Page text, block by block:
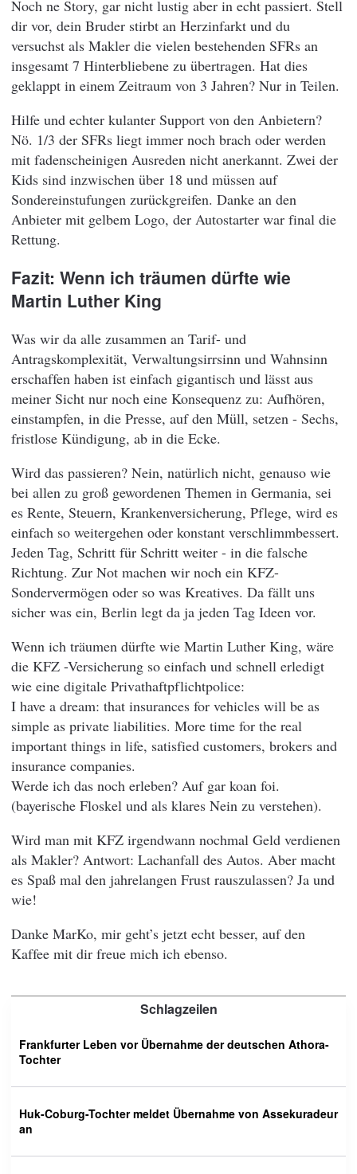
Noch ne Story, gar nicht lustig aber in echt passiert. Stell
dir vor, dein Bruder stirbt an Herzinfarkt und du
versuchst als Makler die vielen bestehenden SFRs an
insgesamt 7 Hinterbliebene zu übertragen. Hat dies
geklappt in einem Zeitraum von 3 Jahren? Nur in Teilen.
Hilfe und echter kulanter Support von den Anbietern?
Nö. 1/3 der SFRs liegt immer noch brach oder werden
mit fadenscheinigen Ausreden nicht anerkannt. Zwei der
Kids sind inzwischen über 18 und müssen auf
Sondereinstufungen zurückgreifen. Danke an den
Anbieter mit gelbem Logo, der Autostarter war final die
Rettung.
Fazit: Wenn ich träumen dürfte wie
Martin Luther King
Was wir da alle zusammen an Tarif- und
Antragskomplexität, Verwaltungsirrsinn und Wahnsinn
erschaffen haben ist einfach gigantisch und lässt aus
meiner Sicht nur noch eine Konsequenz zu: Aufhören,
einstampfen, in die Presse, auf den Müll, setzen - Sechs,
fristlose Kündigung, ab in die Ecke.
Wird das passieren? Nein, natürlich nicht, genauso wie
bei allen zu groß gewordenen Themen in Germania, sei
es Rente, Steuern, Krankenversicherung, Pflege, wird es
einfach so weitergehen oder konstant verschlimmbessert.
Jeden Tag, Schritt für Schritt weiter - in die falsche
Richtung. Zur Not machen wir noch ein KFZ-
Sondervermögen oder so was Kreatives. Da fällt uns
sicher was ein, Berlin legt da ja jeden Tag Ideen vor.
Wenn ich träumen dürfte wie Martin Luther King, wäre
die KFZ -Versicherung so einfach und schnell erledigt
wie eine digitale Privathaftpflichtpolice:
I have a dream: that insurances for vehicles will be as
simple as private liabilities. More time for the real
important things in life, satisfied customers, brokers and
insurance companies.
Werde ich das noch erleben? Auf gar koan foi.
(bayerische Floskel und als klares Nein zu verstehen).
Wird man mit KFZ irgendwann nochmal Geld verdienen
als Makler? Antwort: Lachanfall des Autos. Aber macht
es Spaß mal den jahrelangen Frust rauszulassen? Ja und
wie!
Danke MarKo, mir geht’s jetzt echt besser, auf den
Kaffee mit dir freue mich ich ebenso.
Schlagzeilen
Frankfurter Leben vor Übernahme der deutschen Athora-
Tochter
Huk-Coburg-Tochter meldet Übernahme von Assekuradeur
an